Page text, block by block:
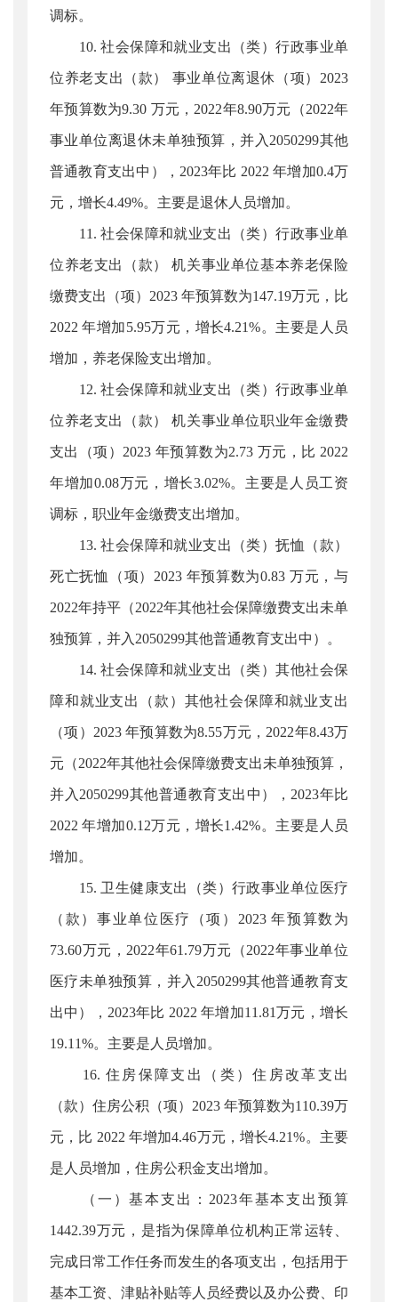
调标。
10. 社会保障和就业支出（类）行政事业单
位养老支出（款） 事业单位离退休（项）2023
年预算数为9.30 万元，2022年8.90万元（2022年
事业单位离退休未单独预算，并入2050299其他
普通教育支出中），2023年比 2022 年增加0.4万
元，增长4.49%。主要是退休人员增加。
11. 社会保障和就业支出（类）行政事业单
位养老支出（款） 机关事业单位基本养老保险
缴费支出（项）2023 年预算数为147.19万元，比
2022 年增加5.95万元，增长4.21%。主要是人员
增加，养老保险支出增加。
12. 社会保障和就业支出（类）行政事业单
位养老支出（款） 机关事业单位职业年金缴费
支出（项）2023 年预算数为2.73 万元，比 2022
年增加0.08万元，增长3.02%。主要是人员工资
调标，职业年金缴费支出增加。
13. 社会保障和就业支出（类）抚恤（款）
死亡抚恤（项）2023 年预算数为0.83 万元，与
2022年持平（2022年其他社会保障缴费支出未单
独预算，并入2050299其他普通教育支出中）。
14. 社会保障和就业支出（类）其他社会保
障和就业支出（款）其他社会保障和就业支出
（项）2023 年预算数为8.55万元，2022年8.43万
元（2022年其他社会保障缴费支出未单独预算，
并入2050299其他普通教育支出中），2023年比
2022 年增加0.12万元，增长1.42%。主要是人员
增加。
15. 卫生健康支出（类）行政事业单位医疗
（款）事业单位医疗（项）2023 年预算数为
73.60万元，2022年61.79万元（2022年事业单位
医疗未单独预算，并入2050299其他普通教育支
出中），2023年比 2022 年增加11.81万元，增长
19.11%。主要是人员增加。
16. 住房保障支出（类）住房改革支出
（款）住房公积（项）2023 年预算数为110.39万
元，比 2022 年增加4.46万元，增长4.21%。主要
是人员增加，住房公积金支出增加。
（一）基本支出：2023年基本支出预算
1442.39万元，是指为保障单位机构正常运转、
完成日常工作任务而发生的各项支出，包括用于
基本工资、津贴补贴等人员经费以及办公费、印